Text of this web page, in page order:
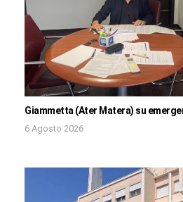
Giammetta (Ater Matera) su
6 Agosto 2026